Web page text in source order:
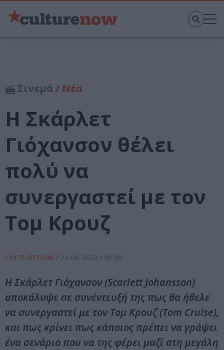
Σινεμά / Νέα
Η Σκάρλετ
Γιόχανσον θέλει
πολύ να
συνεργαστεί με τον
Τομ Κρουζ
CULTURENOW / 22-06-2023 / 10:36
Η Σκάρλετ Γιόχανσον (Scarlett Johansson)
αποκάλυψε σε συνέντευξή της πως θα ήθελε
να συνεργαστεί με τον Τομ Κρουζ (Tom Cruise),
και πως κρίνει πως κάποιος πρέπει να γράψει
ένα σενάριο που να της φέρει μαζί στη μεγάλη